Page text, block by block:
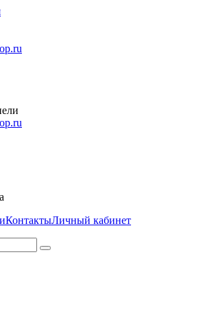
КонтактыЛичный кабинет